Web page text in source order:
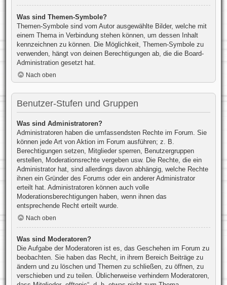
Was sind Themen-Symbole?
Themen-Symbole sind vom Autor ausgewählte Bilder, welche mit
einem Thema in Verbindung stehen können, um dessen Inhalt
kennzeichnen zu können. Die Möglichkeit, Themen-Symbole zu
verwenden, hängt von deinen Berechtigungen ab, die die Board-
Administration gesetzt hat.
Nach oben
Benutzer-Stufen und Gruppen
Was sind Administratoren?
Administratoren haben die umfassendsten Rechte im Forum. Sie
können jede Art von Aktion im Forum ausführen; z. B.
Berechtigungen setzen, Mitglieder sperren, Benutzergruppen
erstellen, Moderationsrechte vergeben usw. Die Rechte, die ein
Administrator hat, sind allerdings davon abhängig, welche Rechte
ihnen ein Gründer des Forums oder ein anderer Administrator
erteilt hat. Administratoren können auch volle
Moderationsberechtigungen haben, wenn ihnen das
entsprechende Recht erteilt wurde.
Nach oben
Was sind Moderatoren?
Die Aufgabe der Moderatoren ist es, das Geschehen im Forum zu
beobachten. Sie haben das Recht, in ihrem Bereich Beiträge zu
ändern und zu löschen und Themen zu schließen, zu öffnen, zu
verschieben und zu teilen. Üblicherweise verhindern Moderatoren,